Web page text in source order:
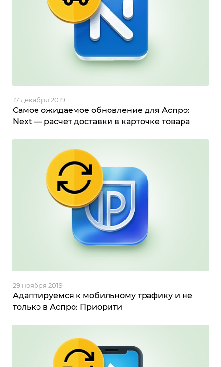
Самое ожидаемое обновление для Аспро:
Next — расчет доставки в карточке товара
17 декабря 2019
Адаптируемся к мобильному трафику и не
только в Аспро: Приорити
29 ноября 2019